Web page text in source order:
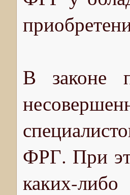
В законе
ФРГ. При
каких-